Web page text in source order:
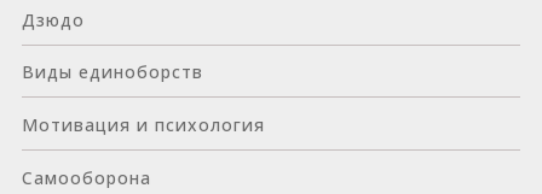
Дзюдо
Виды единоборств
Мотивация и психология
Самооборона